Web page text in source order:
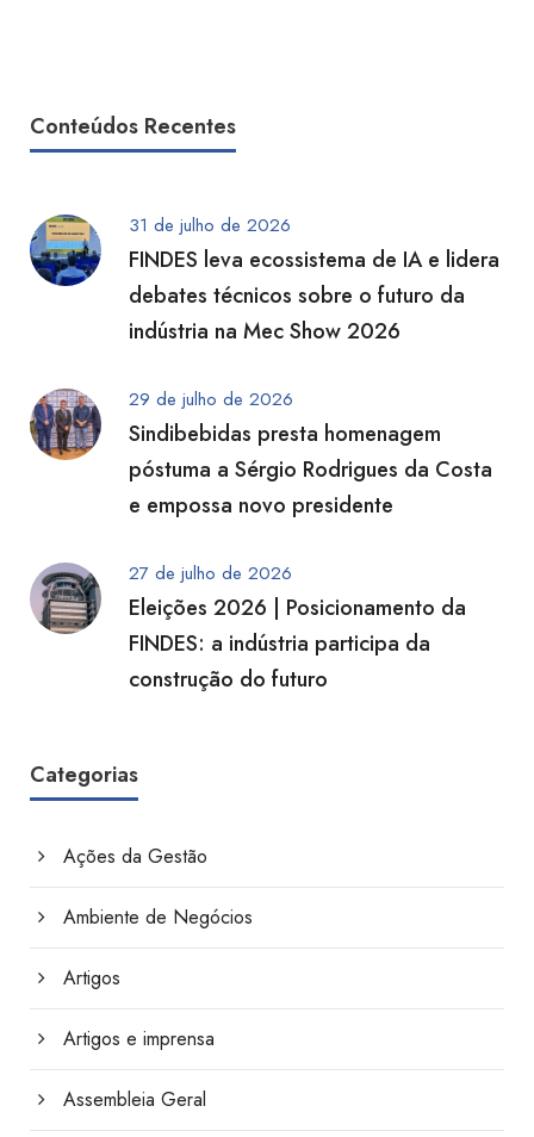
Conteúdos Recentes
31 de julho de 2026
FINDES leva ecossistema de IA e lidera
debates técnicos sobre o futuro da
indústria na Mec Show 2026
29 de julho de 2026
Sindibebidas presta homenagem
póstuma a Sérgio Rodrigues da Costa
e empossa novo presidente
27 de julho de 2026
Eleições 2026 | Posicionamento da
FINDES: a indústria participa da
construção do futuro
Categorias
Ações da Gestão
Ambiente de Negócios
Artigos
Artigos e imprensa
Assembleia Geral